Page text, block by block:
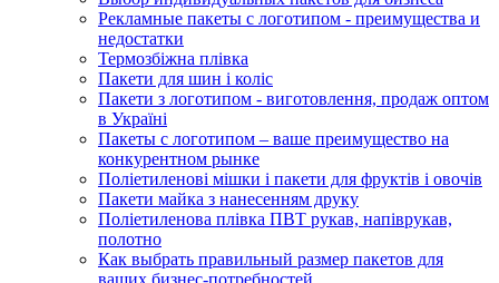
Рекламные пакеты с логотипом - преимущества и
недостатки
Термозбіжна плівка
Пакети для шин і коліс
Пакети з логотипом - виготовлення, продаж оптом
в Україні
Пакеты с логотипом – ваше преимущество на
конкурентном рынке
Поліетиленові мішки і пакети для фруктів і овочів
Пакети майка з нанесенням друку
Поліетиленова плівка ПВТ рукав, напіврукав,
полотно
Как выбрать правильный размер пакетов для
ваших бизнес-потребностей